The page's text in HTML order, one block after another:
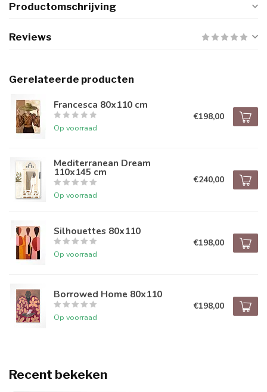
Productomschrijving
Reviews
Gerelateerde producten
Francesca 80x110 cm
Op voorraad
€198,00
Mediterranean Dream
110x145 cm
Op voorraad
€240,00
Silhouettes 80x110
Op voorraad
€198,00
Borrowed Home 80x110
Op voorraad
€198,00
Recent bekeken